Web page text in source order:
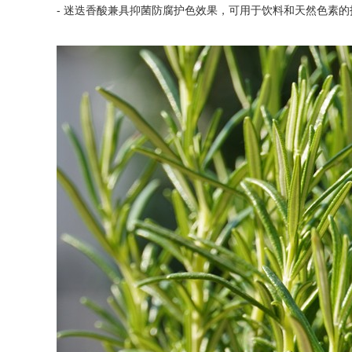
- 迷迭香酸兼具抑菌防腐护色效果，可用于饮料和天然色素